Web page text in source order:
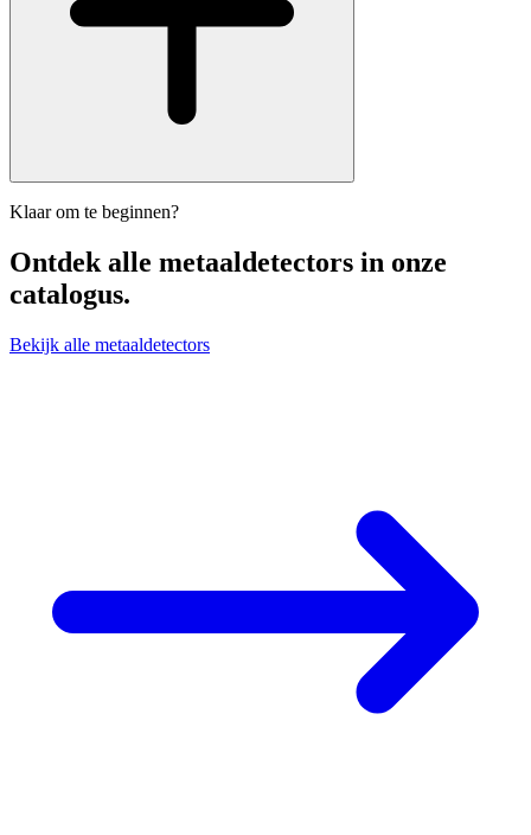
Klaar om te beginnen?
Ontdek alle metaaldetectors in onze
catalogus.
Bekijk alle metaaldetectors